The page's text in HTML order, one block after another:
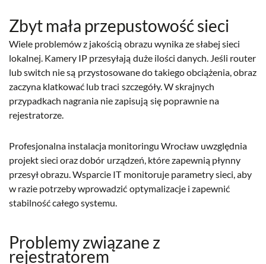
Zbyt mała przepustowość sieci
Wiele problemów z jakością obrazu wynika ze słabej sieci
lokalnej. Kamery IP przesyłają duże ilości danych. Jeśli router
lub switch nie są przystosowane do takiego obciążenia, obraz
zaczyna klatkować lub traci szczegóły. W skrajnych
przypadkach nagrania nie zapisują się poprawnie na
rejestratorze.
Profesjonalna instalacja monitoringu Wrocław uwzględnia
projekt sieci oraz dobór urządzeń, które zapewnią płynny
przesył obrazu. Wsparcie IT monitoruje parametry sieci, aby
w razie potrzeby wprowadzić optymalizacje i zapewnić
stabilność całego systemu.
Problemy związane z
rejestratorem